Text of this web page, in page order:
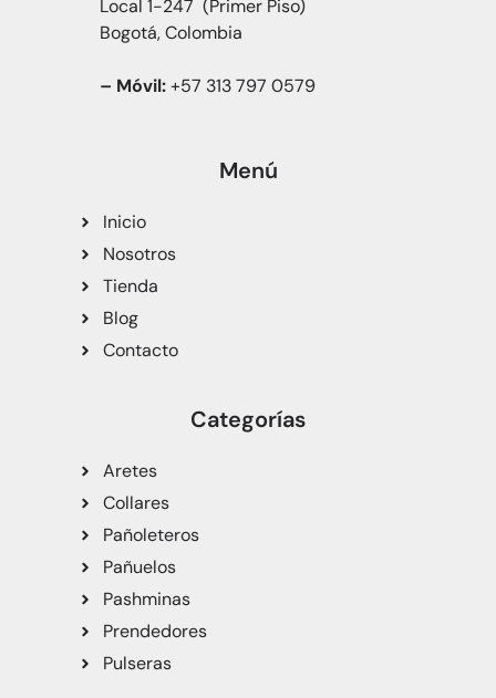
Local 1-247 (Primer Piso)
Bogotá, Colombia
– Móvil:+57 313 797 0579
Menú
Inicio
Nosotros
Tienda
Blog
Contacto
Categorías
Aretes
Collares
Pañoleteros
Pañuelos
Pashminas
Prendedores
Pulseras